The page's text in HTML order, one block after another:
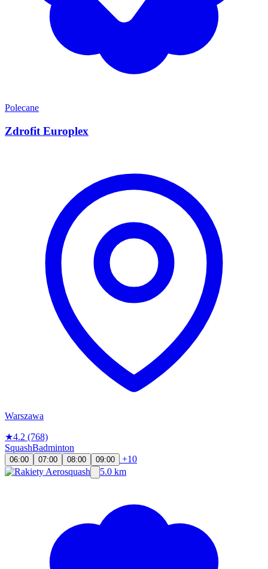
Polecane
Zdrofit Europlex
Warszawa
★4.2 (768)
SquashBadminton
06:00 07:00 08:00 09:00
+10
5.0 km